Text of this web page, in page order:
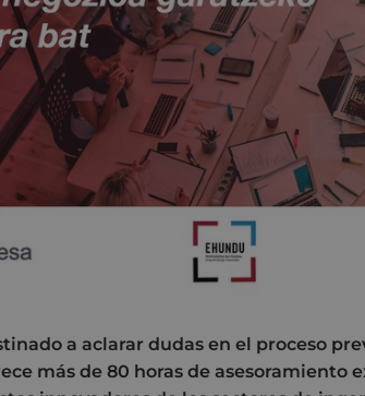
a aclarar dudas en el proceso
más de 80 horas de asesoramiento